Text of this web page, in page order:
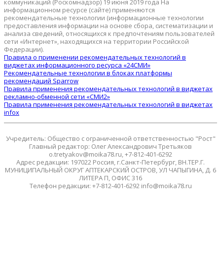
коммуникаций (Роскомнадзор) 19 июня 2019 года На
информационном ресурсе (сайте) применяются
рекомендательные технологии (информационные технологии
предоставления информации на основе сбора, систематизации и
анализа сведений, относящихся к предпочтениям пользователей
сети «Интернет», находящихся на территории Российской
Федерации).
Правила о применении рекомендательных технологий в
виджетах информационного ресурса «24СМИ»
Рекомендательные технологии в блоках платформы
рекомендаций Sparrow
Правила применения рекомендательных технологий в виджетах
рекламно-обменной сети «СМИ2»
Правила применения рекомендательных технологий в виджетах
infox
Учредитель: Общество с ограниченной ответственностью "Рост"
Главный редактор: Олег Александрович Третьяков
o.tretyakov@moika78.ru, +7-812-401-6292
Адрес редакции: 197022 Россия, г.Санкт-Петербург, ВН.ТЕР.Г.
МУНИЦИПАЛЬНЫЙ ОКРУГ АПТЕКАРСКИЙ ОСТРОВ, УЛ ЧАПЫГИНА, Д. 6
ЛИТЕРА П, ОФИС 316
Телефон редакции: +7-812-401-6292 info@moika78.ru